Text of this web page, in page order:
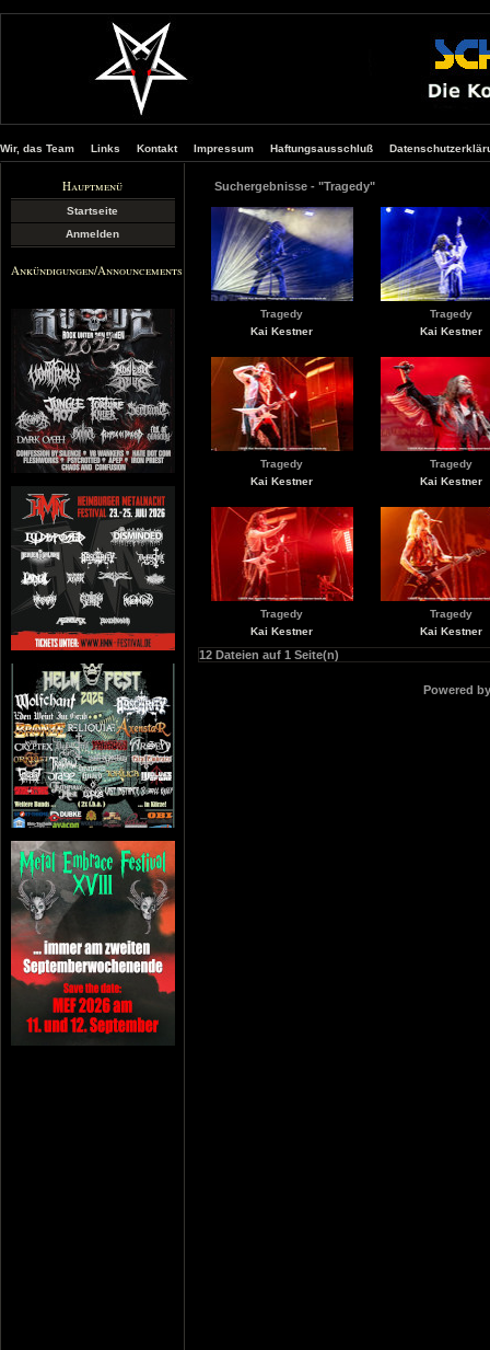
Wir, das Team Links Kontakt Impressum Haftungsausschluß
Hauptmenü
Startseite
Anmelden
Ankündigungen/Announcements
Suchergebnisse - "Tragedy"
Tragedy
Kai Kestner
Tragedy
Kai Kestner
Tragedy
Kai Kestner
Tragedy
Kai Kestner
Tragedy
Kai Kestner
Tragedy
Kai Kestner
12 Dateien auf 1 Seite(n)
Powered